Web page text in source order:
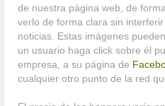
de nuestra página web, de
verlo de forma clara sin
noticias. Estas imágenes
un usuario haga click sobre él
empresa, a su página de
cualquier otro punto de la red